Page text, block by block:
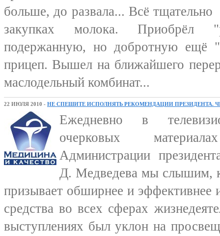
больше, до развала... Всё
закупках молока. Приобрёл
подержанную, но добротную ещё
прицеп. Вышел на ближайшего
маслодельный комбинат...
22 ИЮЛЯ 2010 - НЕ СПЕШИТЕ ИСПОЛНЯТЬ РЕКОМЕНДАЦИИ ПРЕЗИДЕНТА.
Ежедневно в
очерковых
Администрации
Д. Медведева мы слышим,
призывает обширнее и эффективнее
средства во всех сферах
выступлениях был уклон на